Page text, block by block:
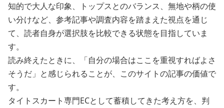
知的で大人な印象、トップスとのバランス、無地や柄の使
い分けなど、参考記事や調査内容を踏まえた視点を通じ
て、読者自身が選択肢を比較できる状態を目指していま
す。
読み終えたときに、「自分の場合はここを重視すればよさ
そうだ」と感じられることが、このサイトの記事の価値で
す。
タイトスカート専門ECとして蓄積してきた考え方を、判